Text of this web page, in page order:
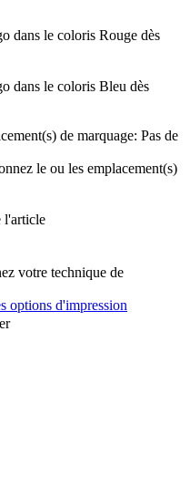
de marquage: Pas de
le ou les emplacement(s)
l'article
votre technique de
options d'impression